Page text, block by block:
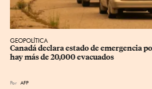
GEOPOLÍTICA
Canadá declara estado de emergencia
hay más de 20,000 evacuados
Por AFP